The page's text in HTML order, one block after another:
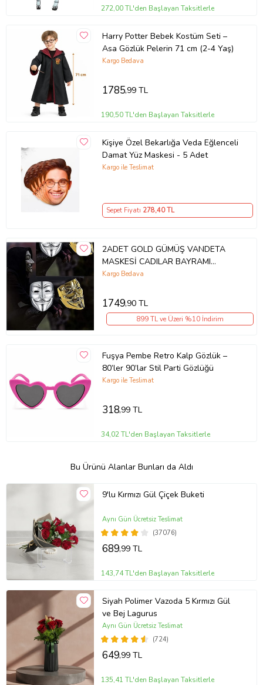
272,00 TL'den Başlayan Taksitlerle
Harry Potter Bebek Kostüm Seti –
Asa Gözlük Pelerin 71 cm (2-4 Yaş)
Kargo Bedava
1785,99 TL
190,50 TL'den Başlayan Taksitlerle
Kişiye Özel Bekarlığa Veda Eğlenceli
Damat Yüz Maskesi - 5 Adet
Kargo ile Teslimat
Sepet Fiyatı 278,40 TL
2ADET GOLD GÜMÜŞ VANDETA
MASKESİ CADILAR BAYRAMI
MASKESİ KORKU MASKESİ PARTİ
Kargo Bedava
1749,90 TL
899 TL ve Üzeri %10 İndirim
Fuşya Pembe Retro Kalp Gözlük –
80’ler 90’lar Stil Parti Gözlüğü
Kargo ile Teslimat
318,99 TL
34,02 TL'den Başlayan Taksitlerle
Bu Ürünü Alanlar Bunları da Aldı
9'lu Kırmızı Gül Çiçek Buketi
(37076)
Aynı Gün Ücretsiz Teslimat
689,99 TL
143,74 TL'den Başlayan Taksitlerle
Siyah Polimer Vazoda 5 Kırmızı Gül
ve Bej Lagurus
(724)
Aynı Gün Ücretsiz Teslimat
649,99 TL
135,41 TL'den Başlayan Taksitlerle